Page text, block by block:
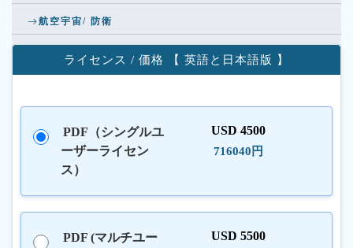
航空宇宙/ 防衛
ライセンス / 価格 【 英語と日本語版 】
PDF（シングルユ
ーザーライセン
ス）
USD 4500
716040円
PDF (マルチユー
USD 5500